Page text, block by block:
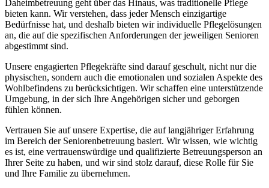
Daheimbetreuung geht über das Hinaus, was traditionelle Pflege
bieten kann. Wir verstehen, dass jeder Mensch einzigartige
Bedürfnisse hat, und deshalb bieten wir individuelle Pflegelösungen
an, die auf die spezifischen Anforderungen der jeweiligen Senioren
abgestimmt sind.
Unsere engagierten Pflegekräfte sind darauf geschult, nicht nur die
physischen, sondern auch die emotionalen und sozialen Aspekte des
Wohlbefindens zu berücksichtigen. Wir schaffen eine unterstützende
Umgebung, in der sich Ihre Angehörigen sicher und geborgen
fühlen können.
Vertrauen Sie auf unsere Expertise, die auf langjähriger Erfahrung
im Bereich der Seniorenbetreuung basiert. Wir wissen, wie wichtig
es ist, eine vertrauenswürdige und qualifizierte Betreuungsperson an
Ihrer Seite zu haben, und wir sind stolz darauf, diese Rolle für Sie
und Ihre Familie zu übernehmen.